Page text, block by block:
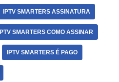
IPTV SMARTERS ASSINATURA
IPTV SMARTERS COMO ASSINAR
IPTV SMARTERS É PAGO